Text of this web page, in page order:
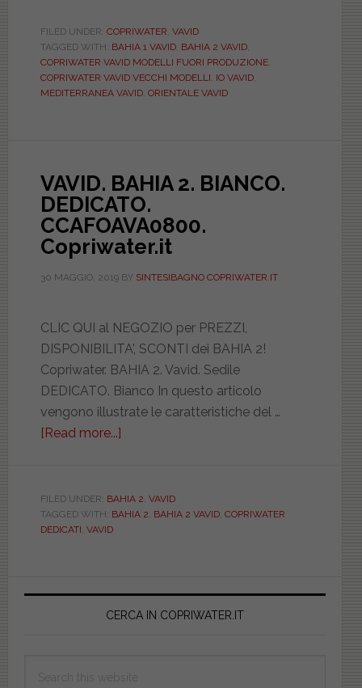
e
la
conquista
del
‘70
e
‘80.
Copriwater
per
fuori
produzione
FILED UNDER: COPRIWATER, VAVID
TAGGED WITH: BAHIA 1 VAVID, BAHIA 2 VAVID,
COPRIWATER VAVID MODELLI FUORI PRODUZIONE,
COPRIWATER VAVID VECCHI MODELLI, IO VAVID,
MEDITERRANEA VAVID, ORIENTALE VAVID
VAVID. BAHIA 2. BIANCO.
DEDICATO.
CCAFOAVA0800.
Copriwater.it
30 MAGGIO, 2019BY SINTESIBAGNO COPRIWATER.IT
CLIC QUI al NEGOZIO per PREZZI,
DISPONIBILITA', SCONTI dei BAHIA 2!
Copriwater. BAHIA 2. Vavid. Sedile
DEDICATO. Bianco In questo articolo
vengono illustrate le caratteristiche del …
[Read more...]
2.
BIANCO.
FILED UNDER: BAHIA 2, VAVID
TAGGED WITH: BAHIA 2, BAHIA 2 VAVID, COPRIWATER
DEDICATI, VAVID
Primary
CERCA IN COPRIWATER.IT